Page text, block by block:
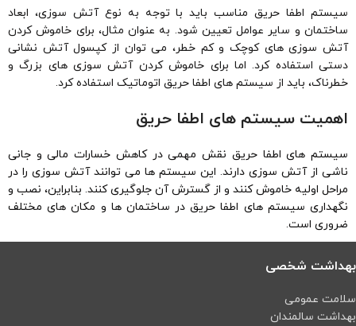
سیستم اطفا حریق مناسب باید با توجه به نوع آتش سوزی، ابعاد
ساختمان و سایر عوامل تعیین شود. به عنوان مثال، برای خاموش کردن
آتش سوزی های کوچک و کم خطر، می توان از کپسول آتش نشانی
دستی استفاده کرد. اما برای خاموش کردن آتش سوزی های بزرگ و
خطرناک، باید از سیستم های اطفا حریق اتوماتیک استفاده کرد.
اهمیت سیستم های اطفا حریق
سیستم های اطفا حریق نقش مهمی در کاهش خسارات مالی و جانی
ناشی از آتش سوزی دارند. این سیستم ها می توانند آتش سوزی را در
مراحل اولیه خاموش کنند و از گسترش آن جلوگیری کنند. بنابراین، نصب و
نگهداری سیستم های اطفا حریق در ساختمان ها و مکان های مختلف
ضروری است.
بهداشت شخصی
سلامت عمومی
بهداشت سالمندان